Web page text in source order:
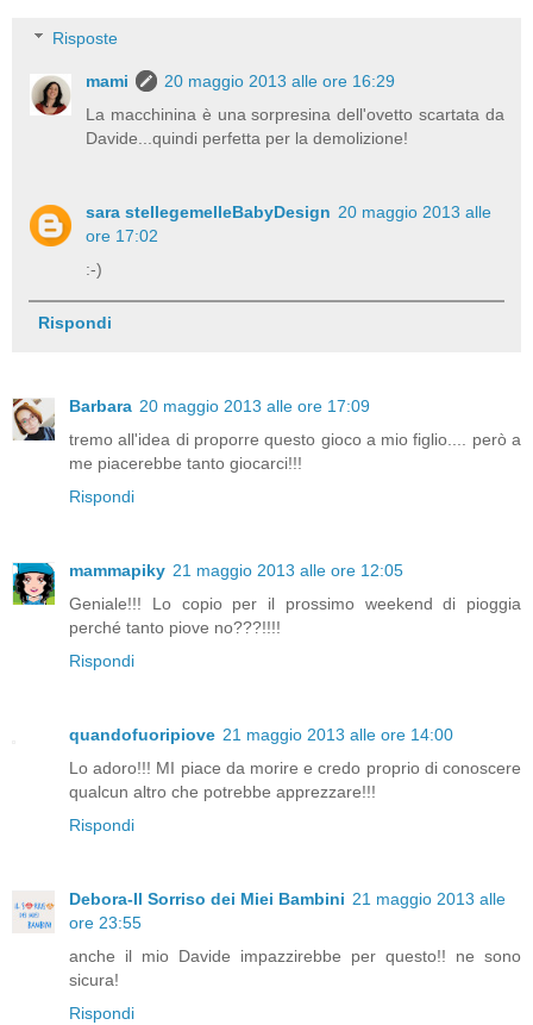
Risposte
mami
20 maggio 2013 alle ore 16:29
La macchinina è una sorpresina dell'ovetto scartata da
Davide...quindi perfetta per la demolizione!
sara stellegemelleBabyDesign 20 maggio 2013 alle
ore 17:02
:-)
Rispondi
Barbara 20 maggio 2013 alle ore 17:09
tremo all'idea di proporre questo gioco a mio figlio.... però a
me piacerebbe tanto giocarci!!!
Rispondi
mammapiky 21 maggio 2013 alle ore 12:05
Geniale!!! Lo copio per il prossimo weekend di pioggia
perché tanto piove no???!!!!
Rispondi
quandofuoripiove 21 maggio 2013 alle ore 14:00
Lo adoro!!! MI piace da morire e credo proprio di conoscere
qualcun altro che potrebbe apprezzare!!!
Rispondi
Debora-Il Sorriso dei Miei Bambini 21 maggio 2013 alle
ore 23:55
anche il mio Davide impazzirebbe per questo!! ne sono
sicura!
Rispondi